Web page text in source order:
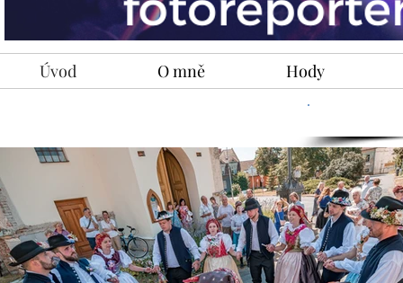
Úvod O mně Hody